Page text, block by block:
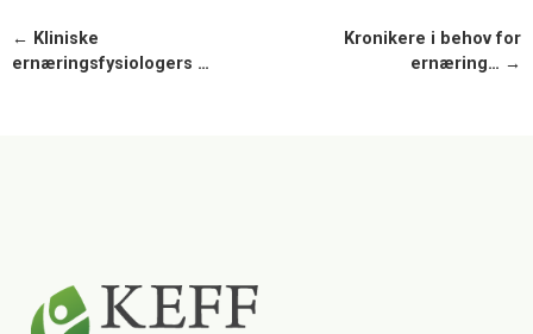
← Kliniske
ernæringsfysiologers …
Kronikere i behov for
ernæring… →